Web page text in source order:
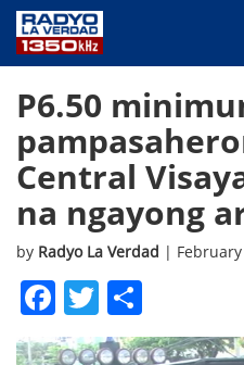
PUBLIC SERVICE
ANNOUNCEMENTS
PROGRAMS
ABOUT
CONTACT US
P6.50
Central
na ngayong
by Radyo La Verdad |
Facebook
Twitter